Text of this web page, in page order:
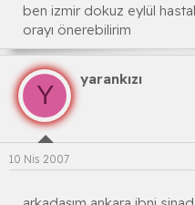
ben izmir dokuz eylül
orayı önerebilirim
Y
yarankızı
10 Nis 2007